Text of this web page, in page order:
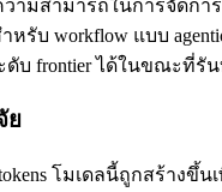
ามสามารถในการจัดก
หรับ workflow แบบ
บ frontier ได้ในขณะที่รัน
ย
โมเดลนี้ถูกสร้าง